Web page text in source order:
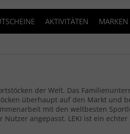
AKTIVITÄTEN MARKEN
der Welt. Das
überhaupt auf den Markt und
mit den weltbesten
angepasst. LEKI ist ein